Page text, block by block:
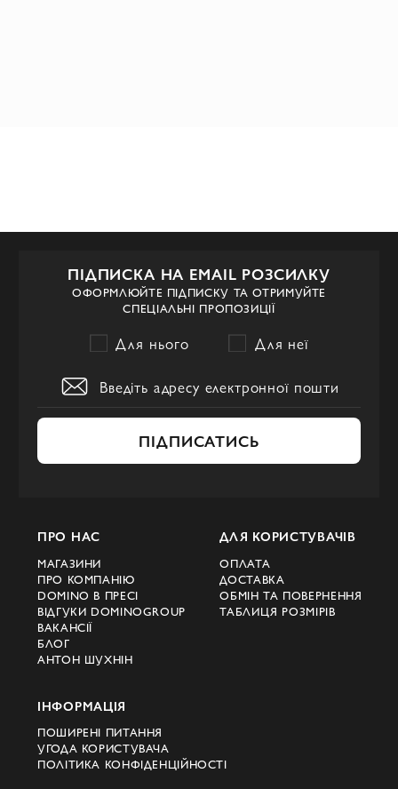
ПІДПИСКА НА EMAIL РОЗСИЛКУ
ОФОРМЛЮЙТЕ ПІДПИСКУ ТА ОТРИМУЙТЕ
СПЕЦІАЛЬНІ ПРОПОЗИЦІЇ
Для нього Для неї
ПІДПИСАТИСЬ
ПРО НАС
МАГАЗИНИ
ПРО КОМПАНІЮ
DOMINO В ПРЕСІ
ВІДГУКИ DOMINOGROUP
ВАКАНСІЇ
БЛОГ
АНТОН ШУХНІН
ДЛЯ КОРИСТУВАЧІВ
ОПЛАТА
ДОСТАВКА
ОБМІН ТА ПОВЕРНЕННЯ
ТАБЛИЦЯ РОЗМІРІВ
ІНФОРМАЦІЯ
ПОШИРЕНІ ПИТАННЯ
УГОДА КОРИСТУВАЧА
ПОЛІТИКА КОНФІДЕНЦІЙНОСТІ